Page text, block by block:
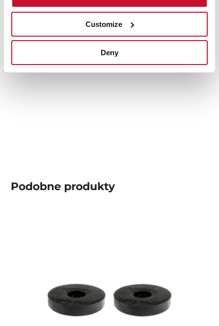
Customize
Deny
DVN 64030 BK
Okap przyścienny 60 cm
Podobne produkty